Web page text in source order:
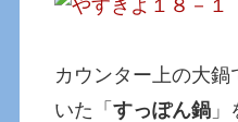
カウンター上の大
いた「すっぽん鍋